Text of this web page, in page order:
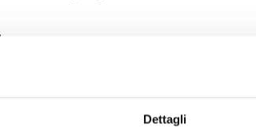
Dettagli
dalle 11:00 alle 21:30